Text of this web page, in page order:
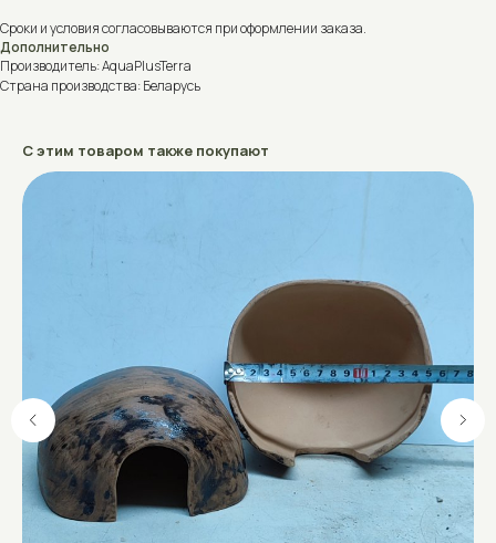
Сроки и условия согласовываются при оформлении заказа.
Дополнительно
Производитель: AquaPlusTerra
Страна производства: Беларусь
С этим товаром также покупают
Не знаете, что выбрать?
Поможем подобрать аквариум, террариум, акватеррариум или
оборудование под ваши задачи.
Проконсультируем, ответим на вопросы и рассчитаем стоимость
с учетом ваших пожеланий.